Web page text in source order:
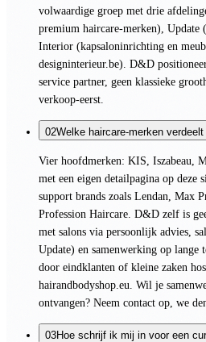
volwaardige groep met drie
premium haircare-merken), Update
Interior (kapsaloninrichting en
designinterieur.be). D&D
service partner, geen klassieke
verkoop-eerst.
02Welke haircare-merken verdeelt
Vier hoofdmerken: KIS, Iszabeau,
met een eigen detailpagina op deze
support brands zoals Lendan, Max
Profession Haircare. D&D zelf is
met salons via persoonlijk advies,
Update) en samenwerking op lange
door eindklanten of kleine zaken
hairandbodyshop.eu. Wil je
ontvangen? Neem contact op, we
03Hoe schrijf ik mij in voor een